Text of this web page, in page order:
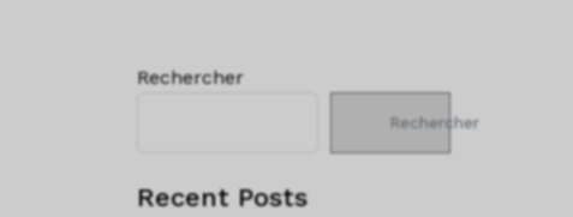
Rechercher
Rechercher
Recent Posts